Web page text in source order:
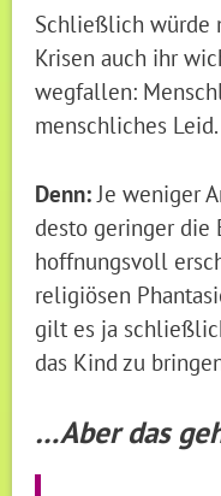
Schließlich würde
Krisen auch ihr
wegfallen:
menschliches Leid.
Denn: Je weniger
desto geringer
hoffnungsvoll
religiösen
gilt es ja
das Kind zu
…Aber das